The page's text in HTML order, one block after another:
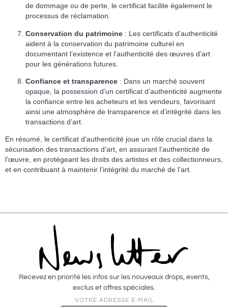
de dommage ou de perte, le certificat facilite également le
processus de réclamation.
Conservation du patrimoine : Les certificats d’authenticité
aident à la conservation du patrimoine culturel en
documentant l’existence et l’authenticité des œuvres d’art
pour les générations futures.
Confiance et transparence : Dans un marché souvent
opaque, la possession d’un certificat d’authenticité augmente
la confiance entre les acheteurs et les vendeurs, favorisant
ainsi une atmosphère de transparence et d’intégrité dans les
transactions d’art.
En résumé, le certificat d’authenticité joue un rôle crucial dans la
sécurisation des transactions d’art, en assurant l’authenticité de
l’œuvre, en protégeant les droits des artistes et des collectionneurs,
et en contribuant à maintenir l’intégrité du marché de l’art.
Recevez en priorité les infos sur les nouveaux drops, events,
exclus et offres spéciales.
VOTRE ADRESSE E-MAIL